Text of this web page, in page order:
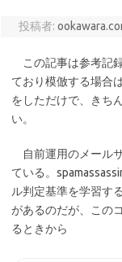
投稿者:
この記事は参考記
ており模倣する場合
をしただけで、きち
い。
自前運用のメール
ている。
ル判定基準を学習す
があるのだが、この
るときから